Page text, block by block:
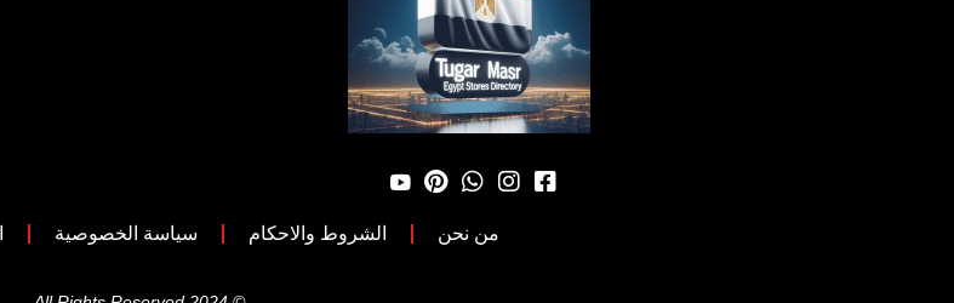
من نحن الشروط والاحكام سياسة الخصوصية